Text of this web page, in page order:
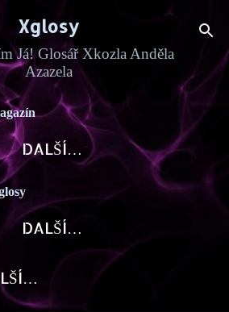
na hlavní obsah
Xglosy
Já! Glosář Xkozla Anděla
Azazela
DALŠÍ…
DALŠÍ…